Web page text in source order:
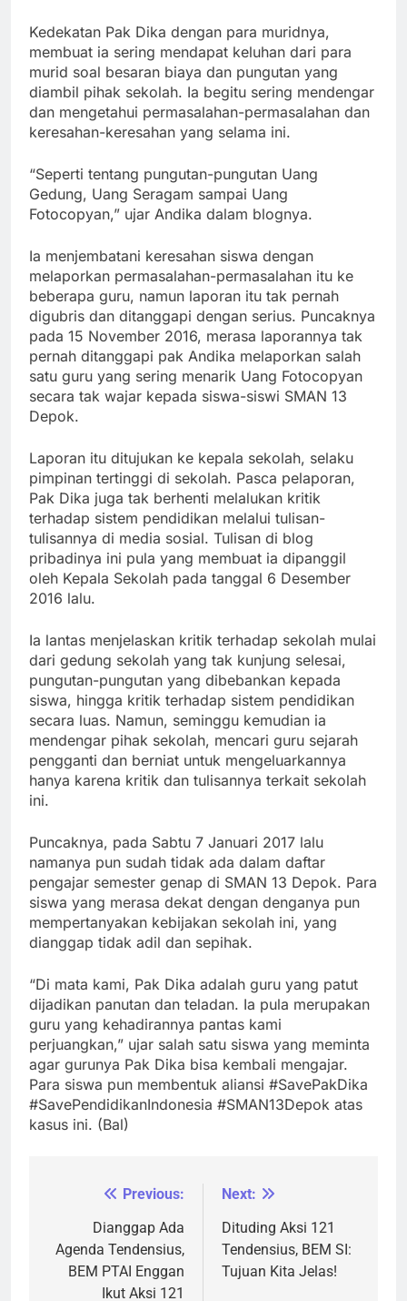
Kedekatan Pak Dika dengan para muridnya,
membuat ia sering mendapat keluhan dari para
murid soal besaran biaya dan pungutan yang
diambil pihak sekolah. Ia begitu sering mendengar
dan mengetahui permasalahan-permasalahan dan
keresahan-keresahan yang selama ini.
“Seperti tentang pungutan-pungutan Uang
Gedung, Uang Seragam sampai Uang
Fotocopyan,” ujar Andika dalam blognya.
Ia menjembatani keresahan siswa dengan
melaporkan permasalahan-permasalahan itu ke
beberapa guru, namun laporan itu tak pernah
digubris dan ditanggapi dengan serius. Puncaknya
pada 15 November 2016, merasa laporannya tak
pernah ditanggapi pak Andika melaporkan salah
satu guru yang sering menarik Uang Fotocopyan
secara tak wajar kepada siswa-siswi SMAN 13
Depok.
Laporan itu ditujukan ke kepala sekolah, selaku
pimpinan tertinggi di sekolah. Pasca pelaporan,
Pak Dika juga tak berhenti melalukan kritik
terhadap sistem pendidikan melalui tulisan-
tulisannya di media sosial. Tulisan di blog
pribadinya ini pula yang membuat ia dipanggil
oleh Kepala Sekolah pada tanggal 6 Desember
2016 lalu.
Ia lantas menjelaskan kritik terhadap sekolah mulai
dari gedung sekolah yang tak kunjung selesai,
pungutan-pungutan yang dibebankan kepada
siswa, hingga kritik terhadap sistem pendidikan
secara luas. Namun, seminggu kemudian ia
mendengar pihak sekolah, mencari guru sejarah
pengganti dan berniat untuk mengeluarkannya
hanya karena kritik dan tulisannya terkait sekolah
ini.
Puncaknya, pada Sabtu 7 Januari 2017 lalu
namanya pun sudah tidak ada dalam daftar
pengajar semester genap di SMAN 13 Depok. Para
siswa yang merasa dekat dengan denganya pun
mempertanyakan kebijakan sekolah ini, yang
dianggap tidak adil dan sepihak.
“Di mata kami, Pak Dika adalah guru yang patut
dijadikan panutan dan teladan. Ia pula merupakan
guru yang kehadirannya pantas kami
perjuangkan,” ujar salah satu siswa yang meminta
agar gurunya Pak Dika bisa kembali mengajar.
Para siswa pun membentuk aliansi #SavePakDika
#SavePendidikanIndonesia #SMAN13Depok atas
kasus ini. (Bal)
NavigasiPrevious:
Dianggap Ada
Agenda Tendensius,
BEM PTAI Enggan
Ikut Aksi 121
Next:
Dituding Aksi 121
Tendensius, BEM SI:
Tujuan Kita Jelas!